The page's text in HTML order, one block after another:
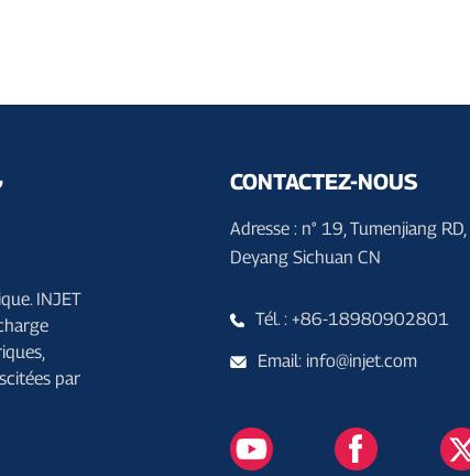
INJET
par
CONTACTEZ-NOUS
Adresse : n° 19, Tumenjiang RD,
Deyang Sichuan CN
Tél. : +86-18980902801
Email: info@injet.com